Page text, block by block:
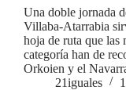
Una doble jornada
Villaba-Atarrabia
hoja de ruta que las
categoría han de
Orkoien y el
21iguales